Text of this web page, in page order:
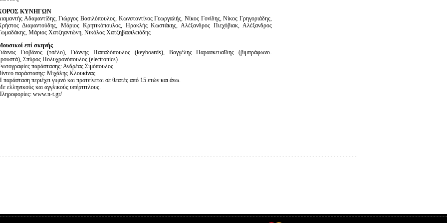
ΚΥΝΗΓΩΝ
Αδαμαντίδης, Γιώργος Βασιλόπουλος, Κωνσταντίνος Γεωργαλής, Νίκος Γονίδης, Νίκος Γρηγοριάδης,
Διαμαντούδης, Μάριος Κρητικόπουλος, Ηρακλής Κωστάκης, Αλέξανδρος Πιεχόβιακ, Αλέξανδρος
Μάριος Χατζηαντώνη, Νικόλας Χατζηβασιλειάδης
επί σκηνής
Γιοβάνος (τσέλο), Γιάννης Παπαδόπουλος (keyboards), Βαγγέλης Παρασκευαΐδης (βιμπράφωνο-
Σπύρος Πολυχρονόπουλος (electronics)
παράστασης: Ανδρέας Σιμόπουλος
παράστασης: Μιχάλης Κλουκίνας
παράσταση περιέχει γυμνό και προτείνεται σε θεατές από 15 ετών και άνω.
ελληνικούς και αγγλικούς υπέρτιτλους.
www.n-t.gr/